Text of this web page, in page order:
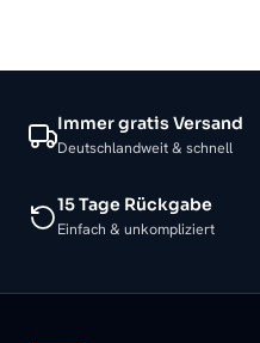
Immer gratis Versand
Deutschlandweit & schnell
15 Tage Rückgabe
Einfach & unkompliziert